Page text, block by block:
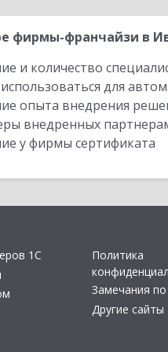
фирмы-франчайзи в
и количество
для
опыта внедрения
внедренных
у фирмы сертификата
1С
Политика
Замечания по
Другие сайты